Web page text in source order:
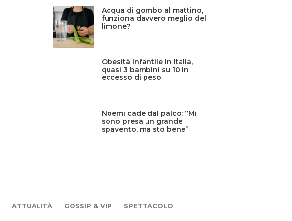
Acqua di gombo al mattino,
funziona davvero meglio del
limone?
Obesità infantile in Italia,
quasi 3 bambini su 10 in
eccesso di peso
Noemi cade dal palco: “Mi
sono presa un grande
spavento, ma sto bene”
ATTUALITÀ GOSSIP & VIP SPETTACOLO